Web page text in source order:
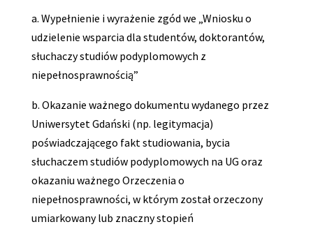
a. Wypełnienie i wyrażenie zgód we „Wniosku o
udzielenie wsparcia dla studentów, doktorantów,
słuchaczy studiów podyplomowych z
niepełnosprawnością”
b. Okazanie ważnego dokumentu wydanego przez
Uniwersytet Gdański (np. legitymacja)
poświadczającego fakt studiowania, bycia
słuchaczem studiów podyplomowych na UG oraz
okazaniu ważnego Orzeczenia o
niepełnosprawności, w którym został orzeczony
umiarkowany lub znaczny stopień